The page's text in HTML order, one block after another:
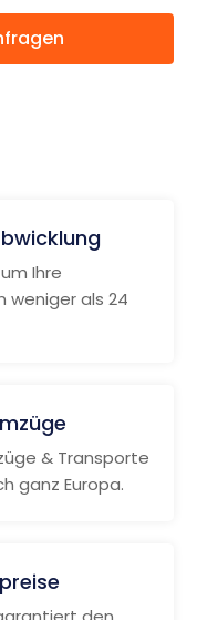
Ihre
weniger als 24
& Transporte
ganz Europa.